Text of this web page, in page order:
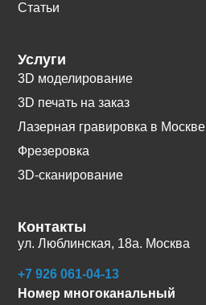
Статьи
Услуги
3D моделирование
3D печать на заказ
Лазерная гравировка в Москве
Фрезеровка
3D-сканирование
Контакты
ул. Люблинская, 18а. Москва
+7 926 061-04-13
Номер многоканальный